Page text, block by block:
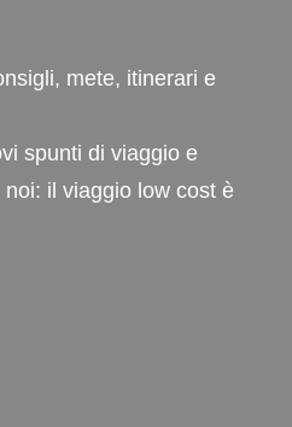
mete, itinerari e
spunti di viaggio e
il viaggio low cost è